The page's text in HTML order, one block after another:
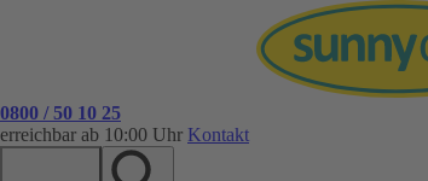
0800 / 50 10 25
erreichbar ab 10:00 Uhr Kontakt